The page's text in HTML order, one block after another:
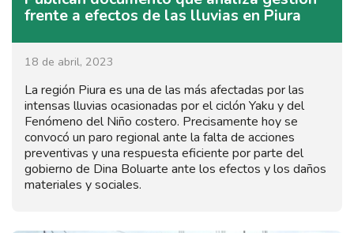
frente a efectos de las lluvias en Piura
18 de abril, 2023
La región Piura es una de las más afectadas por las
intensas lluvias ocasionadas por el ciclón Yaku y del
Fenómeno del Niño costero. Precisamente hoy se
convocó un paro regional ante la falta de acciones
preventivas y una respuesta eficiente por parte del
gobierno de Dina Boluarte ante los efectos y los daños
materiales y sociales.